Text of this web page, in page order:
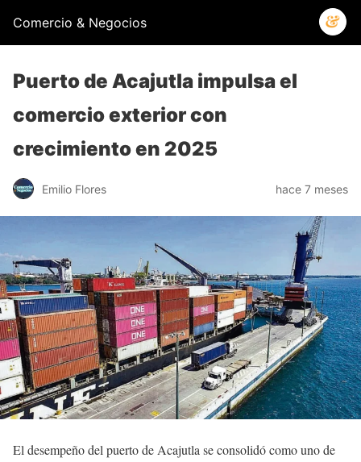
Comercio & Negocios
Puerto de Acajutla impulsa el
comercio exterior con
crecimiento en 2025
Emilio Flores hace 7 meses
El desempeño del puerto de Acajutla se consolidó como uno de